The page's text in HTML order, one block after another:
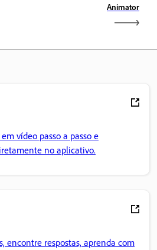
Animator
vídeo passo a passo e
no aplicativo.
encontre respostas, aprenda com